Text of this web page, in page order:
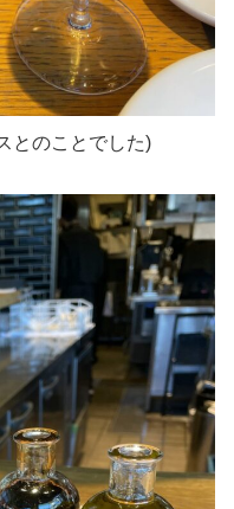
とのことでした)